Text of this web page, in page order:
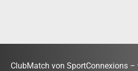
ClubMatch von SportConnexions